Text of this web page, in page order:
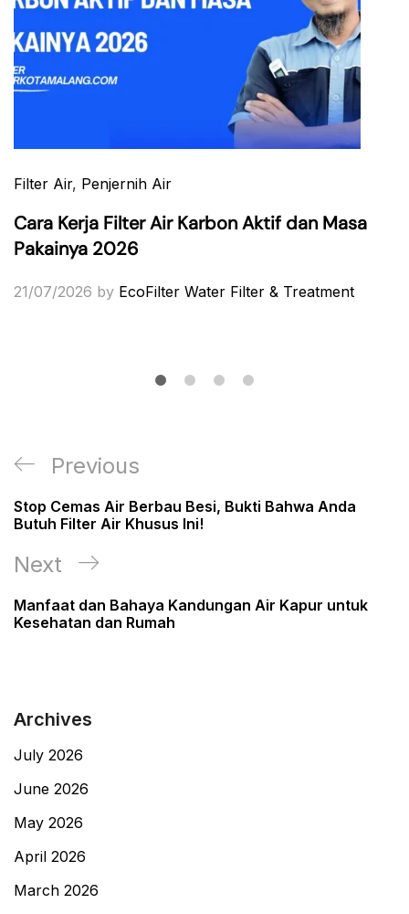
Filter Air, Penjernih Air
Cara Kerja Filter Air Karbon Aktif dan Masa
Pakainya 2026
21/07/2026 by EcoFilter Water Filter & Treatment
Post
Previous
Post
Previous
Stop Cemas Air Berbau Besi, Bukti Bahwa Anda
Butuh Filter Air Khusus Ini!
Next
Post
Next
Manfaat dan Bahaya Kandungan Air Kapur untuk
Kesehatan dan Rumah
Archives
July 2026
June 2026
May 2026
April 2026
March 2026